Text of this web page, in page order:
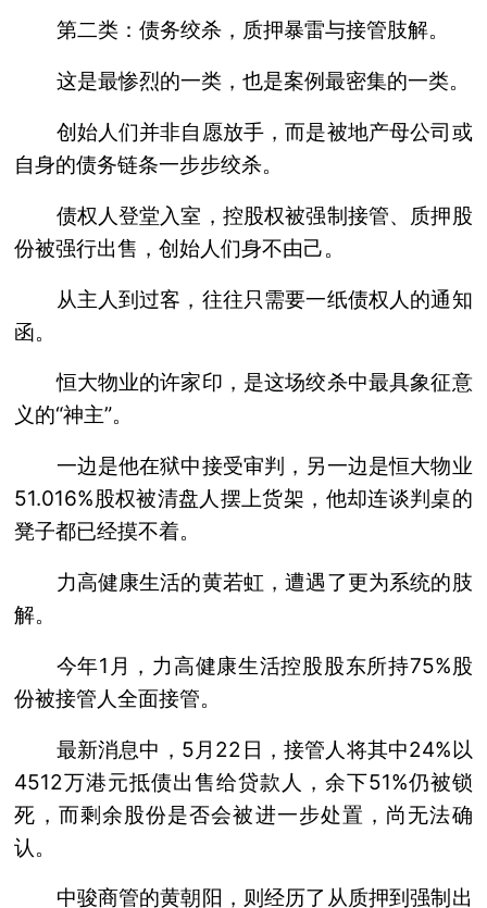
第二类：债务绞杀，质押暴雷与接管肢解。
这是最惨烈的一类，也是案例最密集的一类。
创始人们并非自愿放手，而是被地产母公司或
自身的债务链条一步步绞杀。
债权人登堂入室，控股权被强制接管、质押股
份被强行出售，创始人们身不由己。
从主人到过客，往往只需要一纸债权人的通知
函。
恒大物业的许家印，是这场绞杀中最具象征意
义的“神主”。
一边是他在狱中接受审判，另一边是恒大物业
51.016%股权被清盘人摆上货架，他却连谈判桌的
凳子都已经摸不着。
力高健康生活的黄若虹，遭遇了更为系统的肢
解。
今年1月，力高健康生活控股股东所持75%股
份被接管人全面接管。
最新消息中，5月22日，接管人将其中24%以
4512万港元抵债出售给贷款人，余下51%仍被锁
死，而剩余股份是否会被进一步处置，尚无法确
认。
中骏商管的黄朝阳，则经历了从质押到强制出